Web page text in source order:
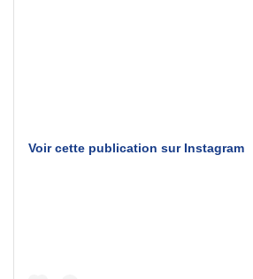
Voir cette publication sur Instagram